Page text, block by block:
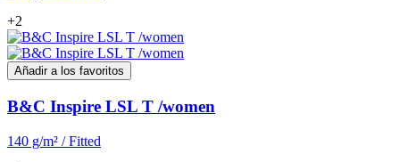
+2
Añadir a los favoritos
B&C Inspire LSL T /women
140 g/m² / Fitted